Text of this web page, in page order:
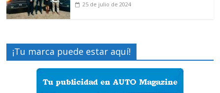
25 de julio de 2024
¡Tu marca puede estar aquí!